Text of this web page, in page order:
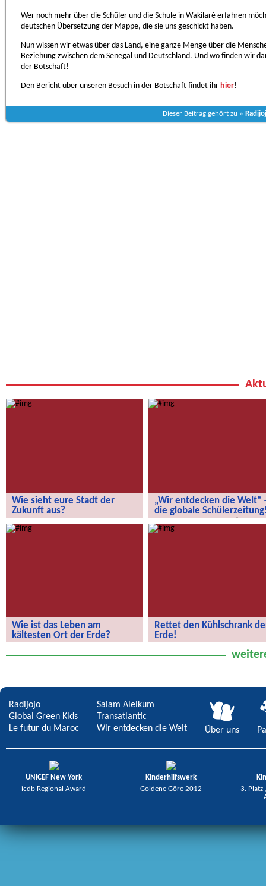
Wer noch mehr über die Schüler und die Schule in Wakilaré erfahren
deutschen Übersetzung der Mappe, die sie uns geschickt haben.
Nun wissen wir etwas über das Land, eine ganze Menge über die
Beziehung zwischen dem Senegal und Deutschland. Und wo finden wir
der Botschaft!
Den Bericht über unseren Besuch in der Botschaft findet ihr hier!
Dieser Beitrag gehört zu »
Wie sieht eure Stadt der
Zukunft aus?
„Wir entdecken die Welt“
die globale
globale Schülerzeitung!
Wie ist das Leben am
kältesten Ort der Erde?
der Erde?
Rettet den Kühlschrank
Erde!
Radijojo
Global Green Kids
Le futur du Maroc
Salam Aleikum
Transatlantic
Wir entdecken die Welt
Über uns
UNICEF New York
icdb Regional Award
Kinderhilfswerk
Goldene Göre 2012
3. Platz